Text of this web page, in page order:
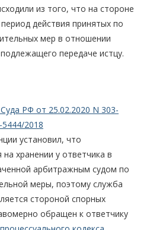
из того, что на стороне
действия принятых по
мер в отношении
передаче истцу.
РФ от 25.02.2020 N 303-
2018
установил, что
хранении у ответчика в
арбитражным судом по
меры, поэтому служба
стороной спорных
обращен к ответчику